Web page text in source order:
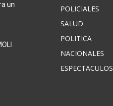
un
POLICIALES
SALUD
POLITICA
NACIONALES
ESPECTACULOS